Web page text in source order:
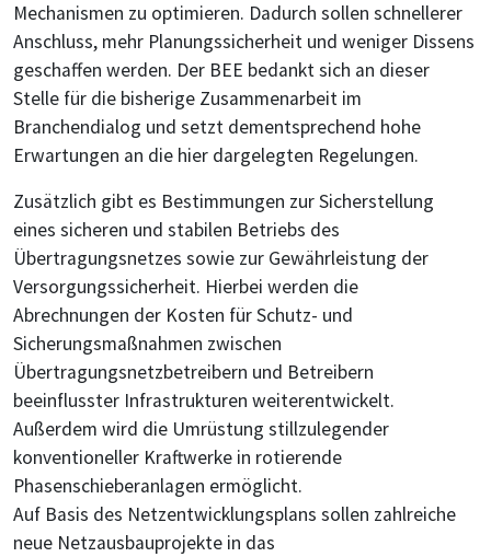
Mechanismen zu optimieren. Dadurch sollen schnellerer
Anschluss, mehr Planungssicherheit und weniger Dissens
geschaffen werden. Der BEE bedankt sich an dieser
Stelle für die bisherige Zusammenarbeit im
Branchendialog und setzt dementsprechend hohe
Erwartungen an die hier dargelegten Regelungen.
Zusätzlich gibt es Bestimmungen zur Sicherstellung
eines sicheren und stabilen Betriebs des
Übertragungsnetzes sowie zur Gewährleistung der
Versorgungssicherheit. Hierbei werden die
Abrechnungen der Kosten für Schutz- und
Sicherungsmaßnahmen zwischen
Übertragungsnetzbetreibern und Betreibern
beeinflusster Infrastrukturen weiterentwickelt.
Außerdem wird die Umrüstung stillzulegender
konventioneller Kraftwerke in rotierende
Phasenschieberanlagen ermöglicht.
Auf Basis des Netzentwicklungsplans sollen zahlreiche
neue Netzausbauprojekte in das